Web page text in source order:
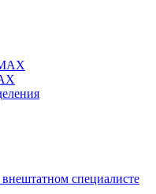
специалисте